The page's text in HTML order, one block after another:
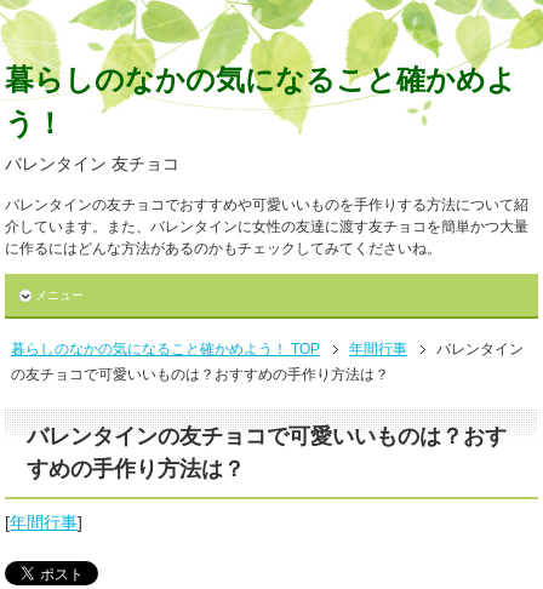
暮らしのなかの気になること確かめよ
う！
バレンタイン 友チョコ
バレンタインの友チョコでおすすめや可愛いいものを手作りする方法について紹
介しています。また、バレンタインに女性の友達に渡す友チョコを簡単かつ大量
に作るにはどんな方法があるのかもチェックしてみてくださいね。
メニュー
暮らしのなかの気になること確かめよう！ TOP 年間行事
バレンタイン
の友チョコで可愛いいものは？おすすめの手作り方法は？
バレンタインの友チョコで可愛いいものは？おす
すめの手作り方法は？
[年間行事]